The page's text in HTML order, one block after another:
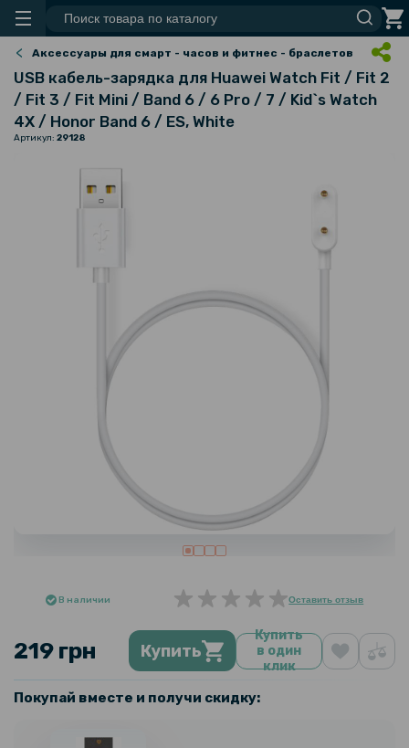
Аксессуары для смарт - часов и фитнес - браслетов
USB кабель-зарядка для Huawei Watch Fit / Fit 2
/ Fit 3 / Fit Mini / Band 6 / 6 Pro / 7 / Kid`s Watch
4X / Honor Band 6 / ES, White
Артикул: 29128
В наличии Оставить отзыв
219 грн Купить
Купить
в один
клик
Покупай вместе и получи скидку: